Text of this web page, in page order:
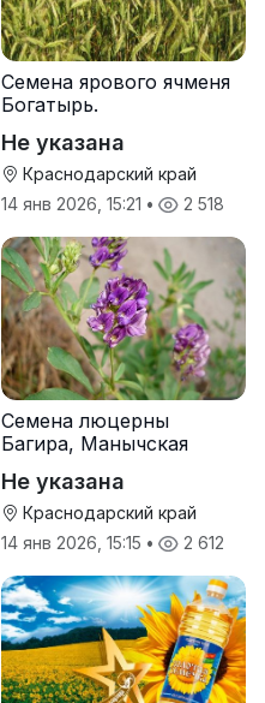
Семена ярового ячменя
Богатырь.
Не указана
Краснодарский край
14 янв 2026, 15:21 • 2 518
Семена люцерны
Багира, Манычская
Не указана
Краснодарский край
14 янв 2026, 15:15 • 2 612